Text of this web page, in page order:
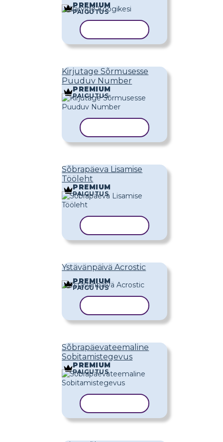
PREMIUM
PAIGUTUS
Kirjutage Sõrmusesse
Puuduv Number
PREMIUM
PAIGUTUS
Sõbrapäeva Lisamise
Tööleht
PREMIUM
PAIGUTUS
Ystävänpäivä Acrostic
PREMIUM
PAIGUTUS
Sõbrapäevateemaline
Sobitamistegevus
PREMIUM
PAIGUTUS